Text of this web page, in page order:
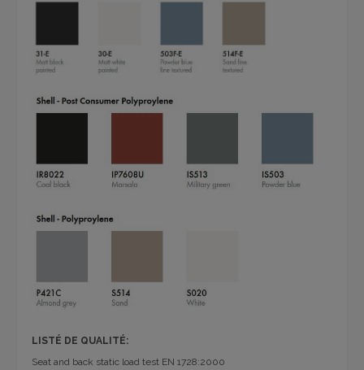
LISTÉ DE QUALITÉ:
Seat and back static load test EN 1728:2000